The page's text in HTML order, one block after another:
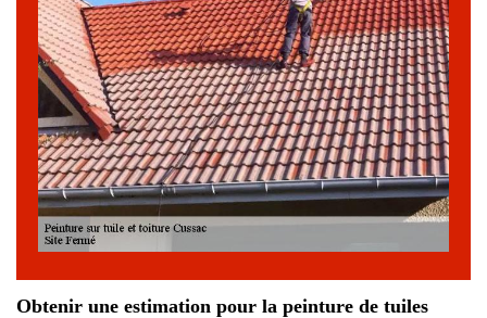
Obtenir une estimation pour la peinture de tuiles